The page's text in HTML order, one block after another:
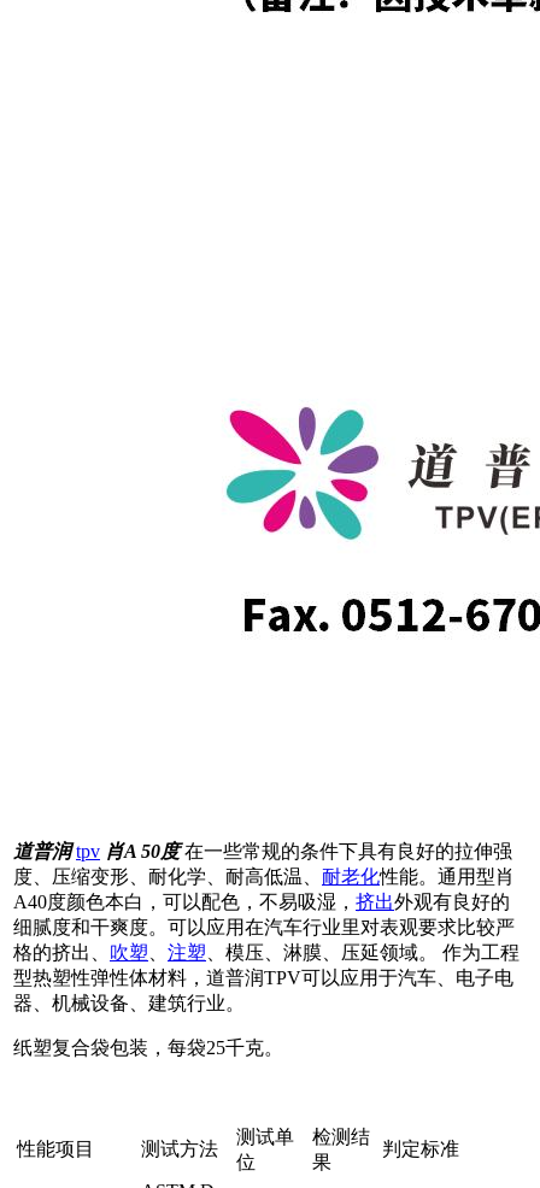
道普润 tpv 肖A 50度在一些常规的条件下具有良好的拉伸强
度、压缩变形、耐化学、耐高低温、 耐老化性能。通用型肖
A40度颜色本白，可以配色，不易吸湿， 挤出外观有良好的
细腻度和干爽度。可以应用在汽车行业里对表观要求比较严
格的挤出、 吹塑 注塑 、模压、淋膜、压延领域。 作为工程
型热塑性弹性体材料，道普润TPV可以应用于汽车、电子电
器、机械设备、建筑行业。
纸塑复合袋包装，每袋25千克。
性能项目 测试方法
测试单
位
检测结
果
判定标准